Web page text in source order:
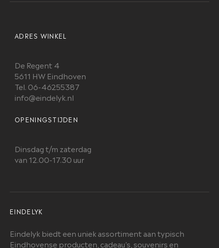
ADRES WINKEL
De Regent 4
5611 HW Eindhoven
Tel. 06-46255387
info@eindelyk.nl
OPENINGSTIJDEN
Dinsdag t/m zaterdag
van 12.00-17.30 uur
EINDELYK
Eindelyk biedt een uniek assortiment aan typisch
Eindhovense producten, cadeau’s, souvenirs en